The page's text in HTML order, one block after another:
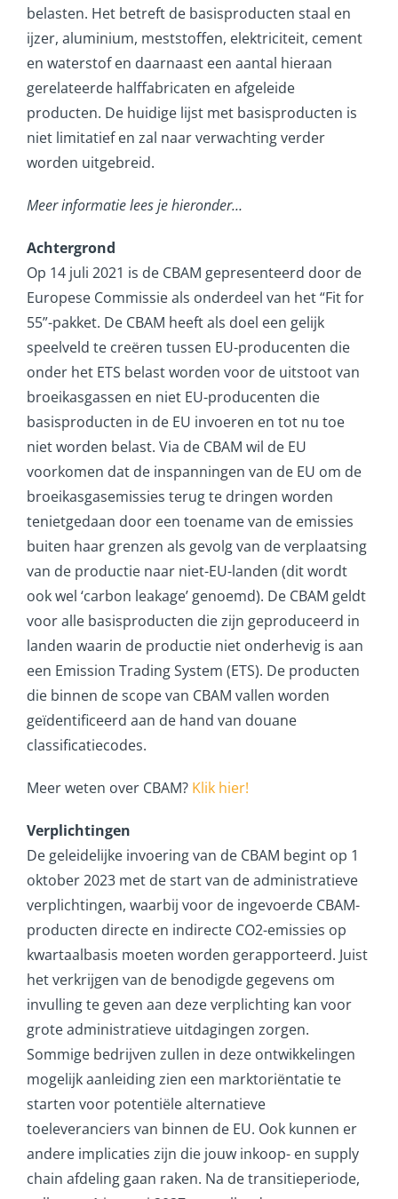
belasten. Het betreft de basisproducten staal en
ijzer, aluminium, meststoffen, elektriciteit, cement
en waterstof en daarnaast een aantal hieraan
gerelateerde halffabricaten en afgeleide
producten. De huidige lijst met basisproducten is
niet limitatief en zal naar verwachting verder
worden uitgebreid.
Meer informatie lees je hieronder…
Achtergrond
Op 14 juli 2021 is de CBAM gepresenteerd door de
Europese Commissie als onderdeel van het “Fit for
55”-pakket. De CBAM heeft als doel een gelijk
speelveld te creëren tussen EU-producenten die
onder het ETS belast worden voor de uitstoot van
broeikasgassen en niet EU-producenten die
basisproducten in de EU invoeren en tot nu toe
niet worden belast. Via de CBAM wil de EU
voorkomen dat de inspanningen van de EU om de
broeikasgasemissies terug te dringen worden
tenietgedaan door een toename van de emissies
buiten haar grenzen als gevolg van de verplaatsing
van de productie naar niet-EU-landen (dit wordt
ook wel ‘carbon leakage’ genoemd). De CBAM geldt
voor alle basisproducten die zijn geproduceerd in
landen waarin de productie niet onderhevig is aan
een Emission Trading System (ETS). De producten
die binnen de scope van CBAM vallen worden
geïdentificeerd aan de hand van douane
classificatiecodes.
Meer weten over CBAM? Klik hier!
Verplichtingen
De geleidelijke invoering van de CBAM begint op 1
oktober 2023 met de start van de administratieve
verplichtingen, waarbij voor de ingevoerde CBAM-
producten directe en indirecte CO2-emissies op
kwartaalbasis moeten worden gerapporteerd. Juist
het verkrijgen van de benodigde gegevens om
invulling te geven aan deze verplichting kan voor
grote administratieve uitdagingen zorgen.
Sommige bedrijven zullen in deze ontwikkelingen
mogelijk aanleiding zien een marktoriëntatie te
starten voor potentiële alternatieve
toeleveranciers van binnen de EU. Ook kunnen er
andere implicaties zijn die jouw inkoop- en supply
chain afdeling gaan raken. Na de transitieperiode,